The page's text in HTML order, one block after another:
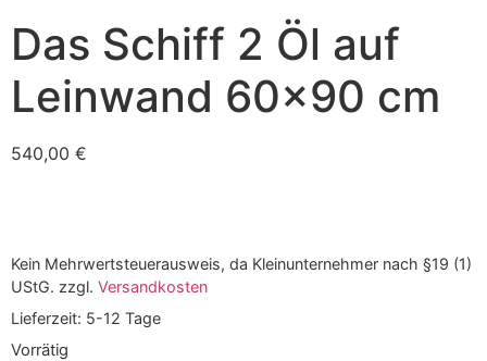
Das Schiff 2 Öl auf
Leinwand 60×90 cm
540,00 €
Kein Mehrwertsteuerausweis, da Kleinunternehmer nach §19 (1)
UStG. zzgl. Versandkosten
Lieferzeit: 5-12 Tage
Vorrätig